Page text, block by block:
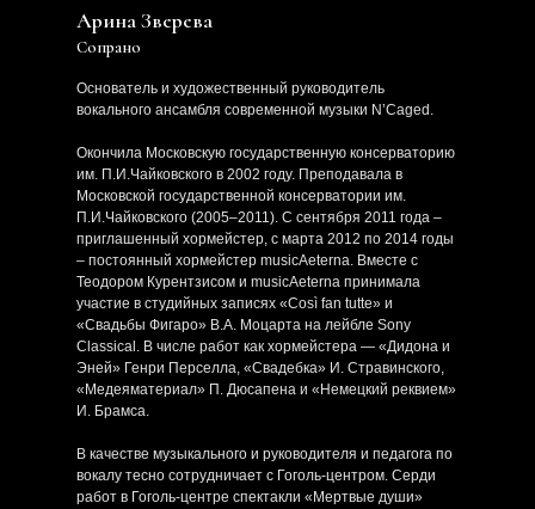
Основатель и художественный руководитель
вокального ансамбля современной музыки N’Caged.
Окончила Московскую государственную консерваторию
им. П.И.Чайковского в 2002 году. Преподавала в
Московской государственной консерватории им.
П.И.Чайковского (2005–2011). С сентября 2011 года –
приглашенный хормейстер, с марта 2012 по 2014 годы
– постоянный хормейстер musicAeterna. Вместе с
Теодором Курентзисом и musicAeterna принимала
участие в студийных записях «Così fan tutte» и
«Свадьбы Фигаро» В.А. Моцарта на лейбле Sony
Classical. В числе работ как хормейстера — «Дидона и
Эней» Генри Перселла, «Свадебка» И. Стравинского,
«Медеяматериал» П. Дюсапена и «Немецкий реквием»
И. Брамса.
В качестве музыкального и руководителя и педагога по
вокалу тесно сотрудничает с Гоголь-центром. Серди
работ в Гоголь-центре спектакли «Мертвые души»
Арина Зверева
Сопрано